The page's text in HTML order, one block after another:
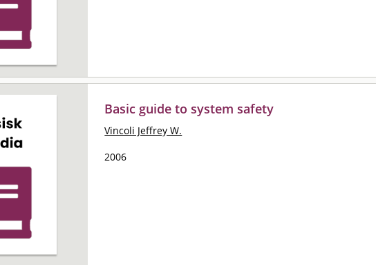
Basic guide to system safety
Vincoli Jeffrey W.
2006